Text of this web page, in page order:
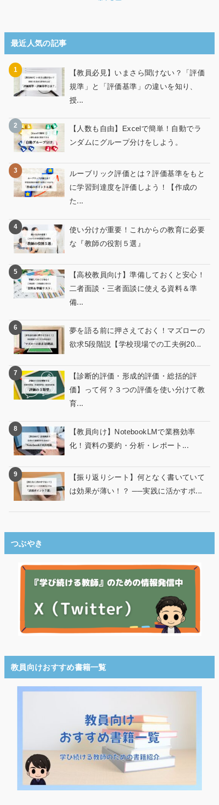
最近人気の記事
【教員必見】いまさら聞けない？「評価
規準」と「評価基準」の違いを知り、
授...
【人数も自由】Excelで簡単！自動でラ
ンダムにグループ分けをしよう。
ルーブリック評価とは？評価基準をもと
に学習到達度を評価しよう！【作成の
た...
使い分けが重要！これからの教育に必要
な『教師の役割５選』
【高校教員向け】準備しておくと安心！
二者面談・三者面談に使える資料＆準
備...
夢を語る前に押さえておく！マズローの
欲求5段階説【学校現場での工夫例20...
【診断的評価・形成的評価・総括的評
価】って何？３つの評価を使い分けて教
育...
【教員向け】NotebookLMで業務効率
化！資料の要約・分析・レポート...
【振り返りシート】何となく書いていて
は効果が薄い！？ ──実践に活かすポ...
つぶやき
教員向けおすすめ書籍一覧